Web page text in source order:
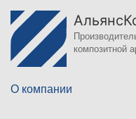
композитной
О компании